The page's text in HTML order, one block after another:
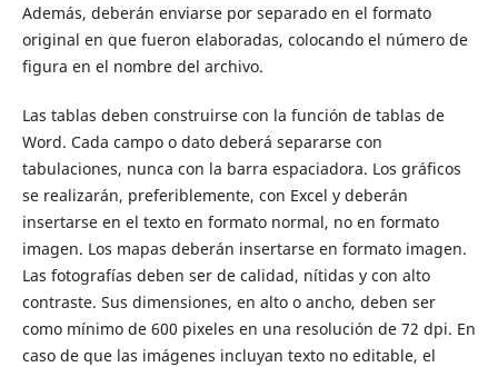
Además, deberán enviarse por separado en el formato
original en que fueron elaboradas, colocando el número de
figura en el nombre del archivo.
Las tablas deben construirse con la función de tablas de
Word. Cada campo o dato deberá separarse con
tabulaciones, nunca con la barra espaciadora. Los gráficos
se realizarán, preferiblemente, con Excel y deberán
insertarse en el texto en formato normal, no en formato
imagen. Los mapas deberán insertarse en formato imagen.
Las fotografías deben ser de calidad, nítidas y con alto
contraste. Sus dimensiones, en alto o ancho, deben ser
como mínimo de 600 pixeles en una resolución de 72 dpi. En
caso de que las imágenes incluyan texto no editable, el